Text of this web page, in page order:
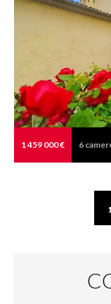
1 459 000 € 6